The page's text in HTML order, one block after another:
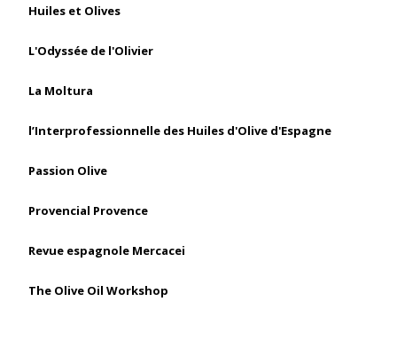
Huiles et Olives
L'Odyssée de l'Olivier
La Moltura
l’Interprofessionnelle des Huiles d'Olive d'Espagne
Passion Olive
Provencial Provence
Revue espagnole Mercacei
The Olive Oil Workshop